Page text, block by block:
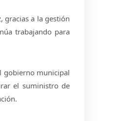
gracias a la gestión
trabajando para
gobierno municipal
el suministro de